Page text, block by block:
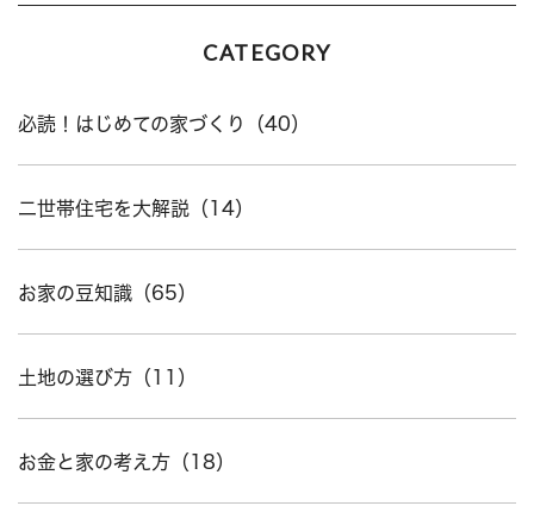
CATEGORY
必読！はじめての家づくり（40）
二世帯住宅を大解説（14）
お家の豆知識（65）
土地の選び方（11）
お金と家の考え方（18）